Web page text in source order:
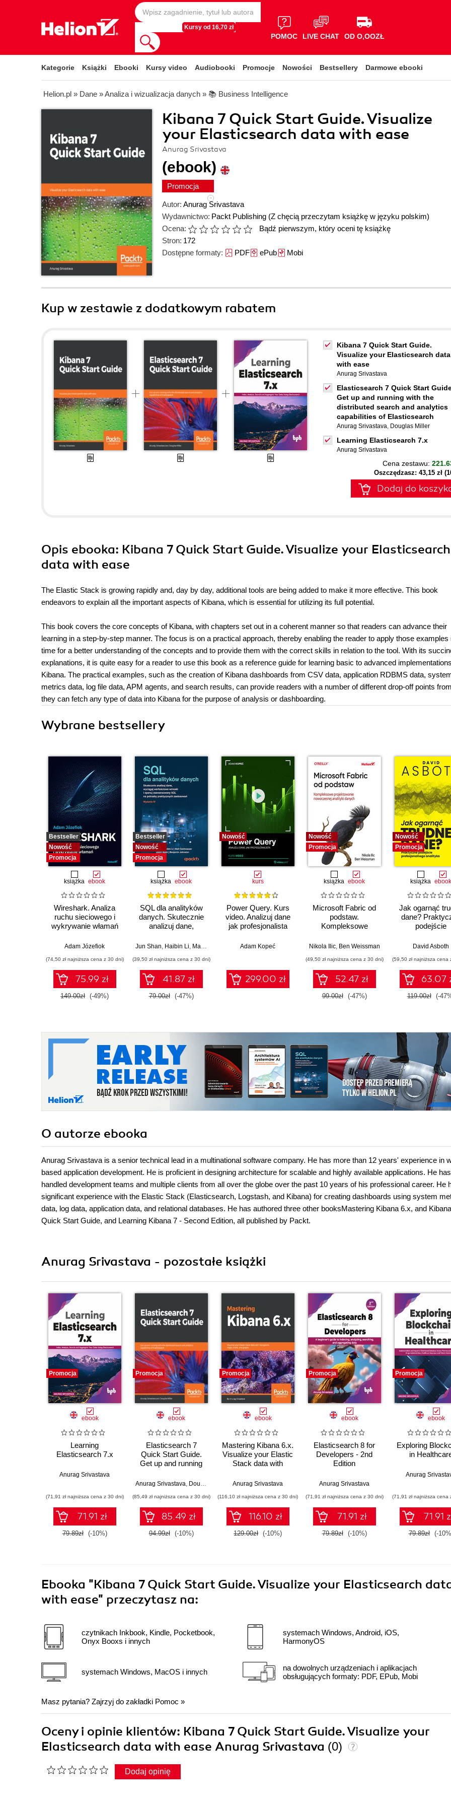
Kursy od 16,70 zł
POMOC LIVE CHAT OD O,OOZŁ
Kategorie Książki Ebooki Kursy video Audiobooki Promocje Nowości Bestsellery Darmowe ebooki
Helion.pl » Dane »Analiza i wizualizacja danych » 📚 Business Intelligence
Kibana 7 Quick Start Guide. Visualize
your Elasticsearch data with ease
Anurag Srivastava
(ebook)
Promocja
Autor: Anurag Srivastava
Wydawnictwo: Packt Publishing (Z chęcią przeczytam książkę w języku polskim)
Ocena:
Bądź pierwszym, który oceni tę książkę
Stron: 172
Dostępne formaty: PDFePubMobi
Kup w zestawie z dodatkowym rabatem
Kibana 7 Quick Start Guide.
Visualize your Elasticsearch data
with ease
Anurag Srivastava
Elasticsearch 7 Quick Start
Get up and running with the
distributed search and analytics
capabilities of Elasticsearch
Anurag Srivastava, Douglas Miller
Learning Elasticsearch 7.x
Anurag Srivastava
Cena zestawu:
Oszczędzasz: 43,15 zł
Dodaj do
Opis ebooka: Kibana 7 Quick Start Guide. Visualize your Elasticsearch
data with ease
The Elastic Stack is growing rapidly and, day by day, additional tools are being added to make it more effective. This book
endeavors to explain all the important aspects of Kibana, which is essential for utilizing its full potential.
This book covers the core concepts of Kibana, with chapters set out in a coherent manner so that readers can advance their
learning in a step-by-step manner. The focus is on a practical approach, thereby enabling the reader to apply those examples
time for a better understanding of the concepts and to provide them with the correct skills in relation to the tool. With its
explanations, it is quite easy for a reader to use this book as a reference guide for learning basic to advanced
Kibana. The practical examples, such as the creation of Kibana dashboards from CSV data, application RDBMS data,
metrics data, log file data, APM agents, and search results, can provide readers with a number of different drop-off points
they can fetch any type of data into Kibana for the purpose of analysis or dashboarding.
Wybrane bestsellery
Bestseller
Nowość
Promocja
książka ebook
Wireshark. Analiza
ruchu sieciowego i
wykrywanie włamań
Adam Józefiok
(74,50 zł najniższa cena z 30 dni)
75.99 zł
149.00zł (-49%)
Bestseller
Nowość
Promocja
książka ebook
SQL dla analityków
danych. Skutecznie
analizuj dane,
wartościowe wnioski i
zaawansowany SQL
na potrzeby
praktycznych
zastosowań.
Wydanie IV
Jun Shan, Haibin Li, Matt Goldwasser ,Upom Malik, Benjamin Johnston
(39,50 zł najniższa cena z 30 dni)
41.87 zł
79.00zł (-47%)
Nowość
kurs
Power Query. Kurs
video. Analizuj dane
jak profesjonalista
Adam Kopeć
299.00 zł
Nowość
Promocja
książka ebook
Microsoft Fabric od
podstaw.
Kompleksowe
nowoczesnej
Nikola Ilic, Ben Weissman
(49,50 zł najniższa cena z 30 dni)
52.47 zł
99.00zł (-47%)
Nowość
Promocja
książka ebook
Jak ogarnąć
dane?
podejście
analityka
David Asboth
(59,50 zł najniższa cena
63.07
119.00zł (-
O autorze ebooka
Anurag Srivastava is a senior technical lead in a multinational software company. He has more than 12 years' experience in
based application development. He is proficient in designing architecture for scalable and highly available applications. He has
handled development teams and multiple clients from all over the globe over the past 10 years of his professional career. He
significant experience with the Elastic Stack (Elasticsearch, Logstash, and Kibana) for creating dashboards using system
data, log data, application data, and relational databases. He has authored three other booksMastering Kibana 6.x, and
Quick Start Guide, and Learning Kibana 7 - Second Edition, all published by Packt.
Anurag Srivastava - pozostałe książki
Promocja
ebook
Learning
Elasticsearch 7.x
Anurag Srivastava
(71,91 zł najniższa cena z 30 dni)
71.91 zł
79.89zł (-10%)
Promocja
ebook
Elasticsearch 7
Quick Start Guide.
Get up and running
search and analytics
Elasticsearch
Anurag Srivastava Douglas Miller
(85,49 zł najniższa cena z 30 dni)
85.49 zł
94.99zł (-10%)
Promocja
ebook
Mastering Kibana 6.x.
Visualize your Elastic
Stack data with
charts, and graphs
Anurag Srivastava
(116,10 zł najniższa cena z 30 dni)
116.10 zł
129.00zł (-10%)
Promocja
ebook
Elasticsearch 8 for
Developers - 2nd
Edition
Anurag Srivastava
(71,91 zł najniższa cena z 30 dni)
71.91 zł
79.89zł (-10%)
Promocja
ebook
Exploring
in
Anurag
(71,91 zł najniższa cena
71.91
79.89zł (-
Ebooka "Kibana 7 Quick Start Guide. Visualize your Elasticsearch
with ease" przeczytasz na:
czytnikach Inkbook, Kindle, Pocketbook,
Onyx Booxs i innych
systemach Windows, MacOS i innych
systemach Windows, Android, iOS,
HarmonyOS
na dowolnych urządzeniach i aplikacjach
obsługujących formaty: PDF, EPub, Mobi
Masz pytania? Zajrzyj do zakładki Pomoc »
Oceny i opinie klientów: Kibana 7 Quick Start Guide. Visualize your
Elasticsearch data with ease Anurag Srivastava (0)
Dodaj opinię